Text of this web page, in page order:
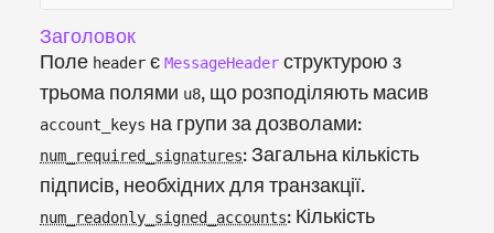
Заголовок
Поле header є MessageHeader структурою з
трьома полями u8, що розподіляють масив
account_keys на групи за дозволами:
num_required_signatures: Загальна кількість
підписів, необхідних для транзакції.
num_readonly_signed_accounts: Кількість